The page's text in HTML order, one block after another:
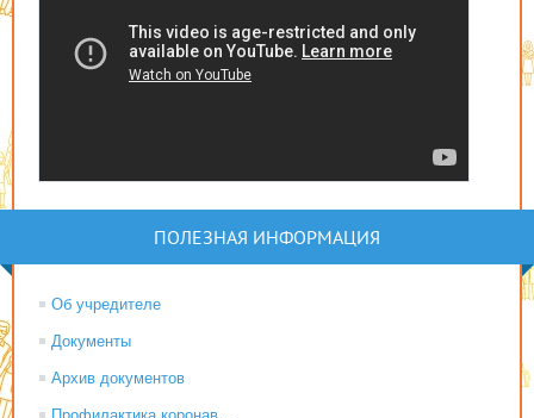
ПОЛЕЗНАЯ ИНФОРМАЦИЯ
Об учредителе
Документы
Архив документов